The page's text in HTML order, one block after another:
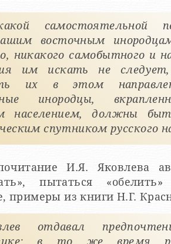
самостоятельной
восточным
никакого самобытного и
им искать не
их в этом
инородцы,
населением, должны
спутником русского
И.Я. Яковлева
пытаться
примеры из книги Н.Г.
отдавал
в то же время